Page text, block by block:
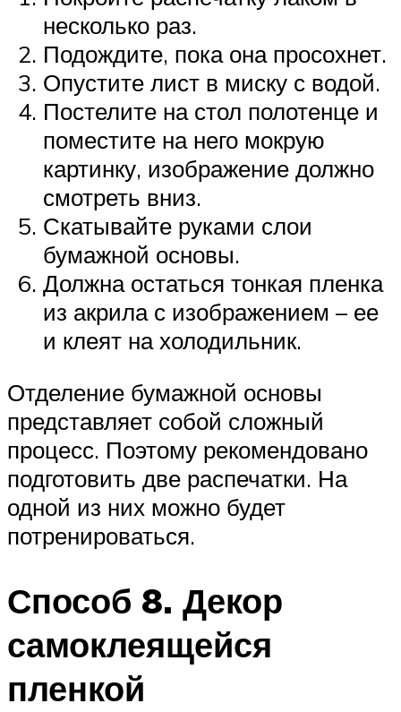
несколько раз.
Подождите, пока она просохнет.
Опустите лист в миску с водой.
Постелите на стол полотенце и
поместите на него мокрую
картинку, изображение должно
смотреть вниз.
Скатывайте руками слои
бумажной основы.
Должна остаться тонкая пленка
из акрила с изображением – ее
и клеят на холодильник.
Отделение бумажной основы
представляет собой сложный
процесс. Поэтому рекомендовано
подготовить две распечатки. На
одной из них можно будет
потренироваться.
Способ 8. Декор
самоклеящейся
пленкой